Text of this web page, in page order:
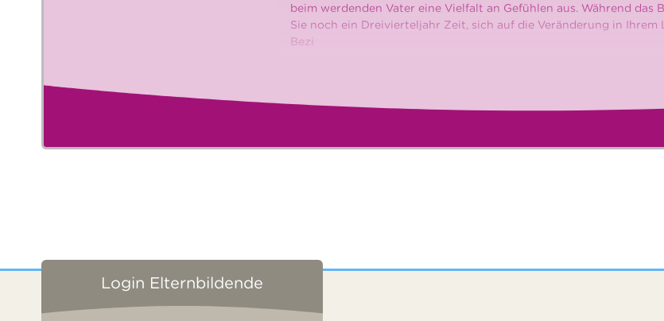
beim werdenden Vater eine Vielfalt an Gefühlen aus. Während das
Sie noch ein Dreivierteljahr Zeit, sich auf die Veränderung in Ihrem
Bezi
Login Elternbildende